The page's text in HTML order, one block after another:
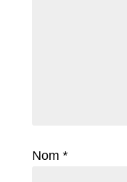
Nom *